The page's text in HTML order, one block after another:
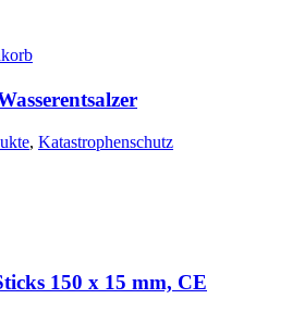
Menge
, Katastrophenschutz
150 x 15 mm, CE